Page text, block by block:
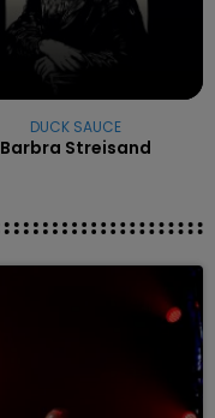
DUCK SAUCE
Barbra Streisand